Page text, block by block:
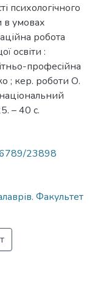
психологічного
в умовах
робота
освіти :
професійна
; кер. роботи О.
– 40 с.
23898
Факультет